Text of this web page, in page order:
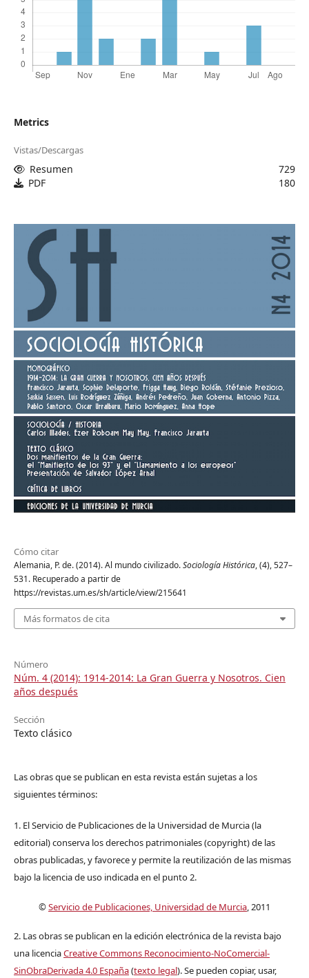
Metrics
Vistas/Descargas
Resumen
729
PDF
180
Cómo citar
Alemania, P. de. (2014). Al mundo civilizado.Sociología Histórica, (4), 527–
531. Recuperado a partir de
https://revistas.um.es/sh/article/view/215641
Más formatos de cita
Número
Núm. 4 (2014): 1914-2014: La Gran Guerra y Nosotros. Cien
años después
Sección
Texto clásico
Las obras que se publican en esta revista están sujetas a los
siguientes términos:
1. El Servicio de Publicaciones de la Universidad de Murcia (la
editorial) conserva los derechos patrimoniales (copyright) de las
obras publicadas, y favorece y permite la reutilización de las mismas
bajo la licencia de uso indicada en el punto 2.
©Servicio de Publicaciones, Universidad de Murcia , 2011
2. Las obras se publican en la edición electrónica de la revista bajo
una licenciaCreative Commons Reconocimiento-NoComercial-
SinObraDerivada 4.0 España(texto legal). Se pueden copiar, usar,